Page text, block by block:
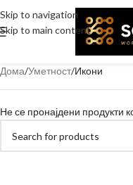
Skip to navigation
Skip to main content
Дома Уметност Икони
Не се пронајдени продукти